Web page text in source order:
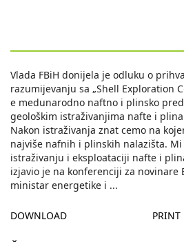
Vlada FBiH donijela je odluku o
razumijevanju sa „Shell Exploration
e medunarodno naftno i plinsko
geološkim istraživanjima nafte i
Nakon istraživanja znat cemo na
najviše nafnih i plinskih nalazišta.
istraživanju i eksploataciji nafte i
izjavio je na konferenciji za novinare
ministar energetike i ...
DOWNLOAD PRINT